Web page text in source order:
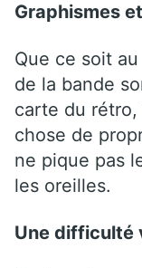
Graphismes
Que ce soit
de la bande
carte du
chose de
ne pique pas
les oreilles.
Une difficulté